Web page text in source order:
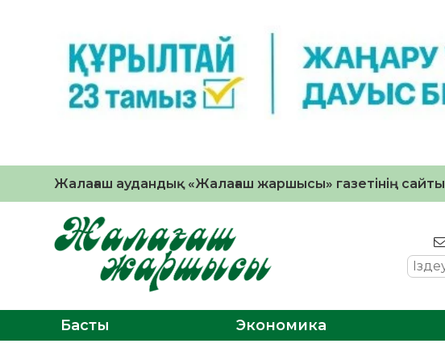
Жалағаш аудандық «Жалағаш жаршысы» газетінің сайты
Басты Экономика